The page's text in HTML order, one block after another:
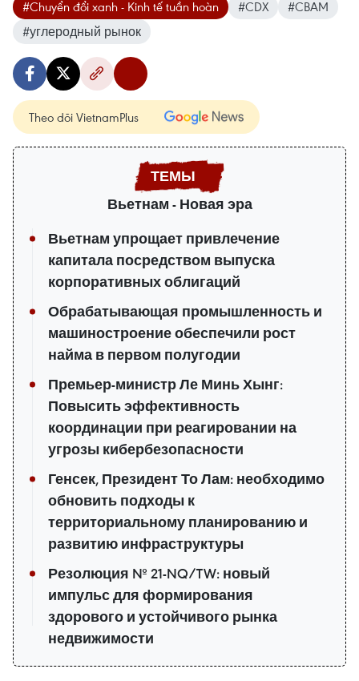
#Chuyển đổi xanh - Kinh tế tuần hoàn #CDX
#CBAM
#углеродный рынок
Theo dõi VietnamPlus
Вьетнам - Новая эра
Вьетнам упрощает привлечение
капитала посредством выпуска
корпоративных облигаций
Обрабатывающая промышленность и
машиностроение обеспечили рост
найма в первом полугодии
Премьер-министр Ле Минь Хынг:
Повысить эффективность
координации при реагировании на
угрозы кибербезопасности
Генсек, Президент То Лам: необходимо
обновить подходы к
территориальному планированию и
развитию инфраструктуры
Резолюция № 21-NQ/TW: новый
импульс для формирования
здорового и устойчивого рынка
недвижимости